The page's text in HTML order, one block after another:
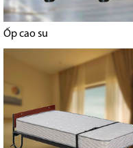
Ốp cao su